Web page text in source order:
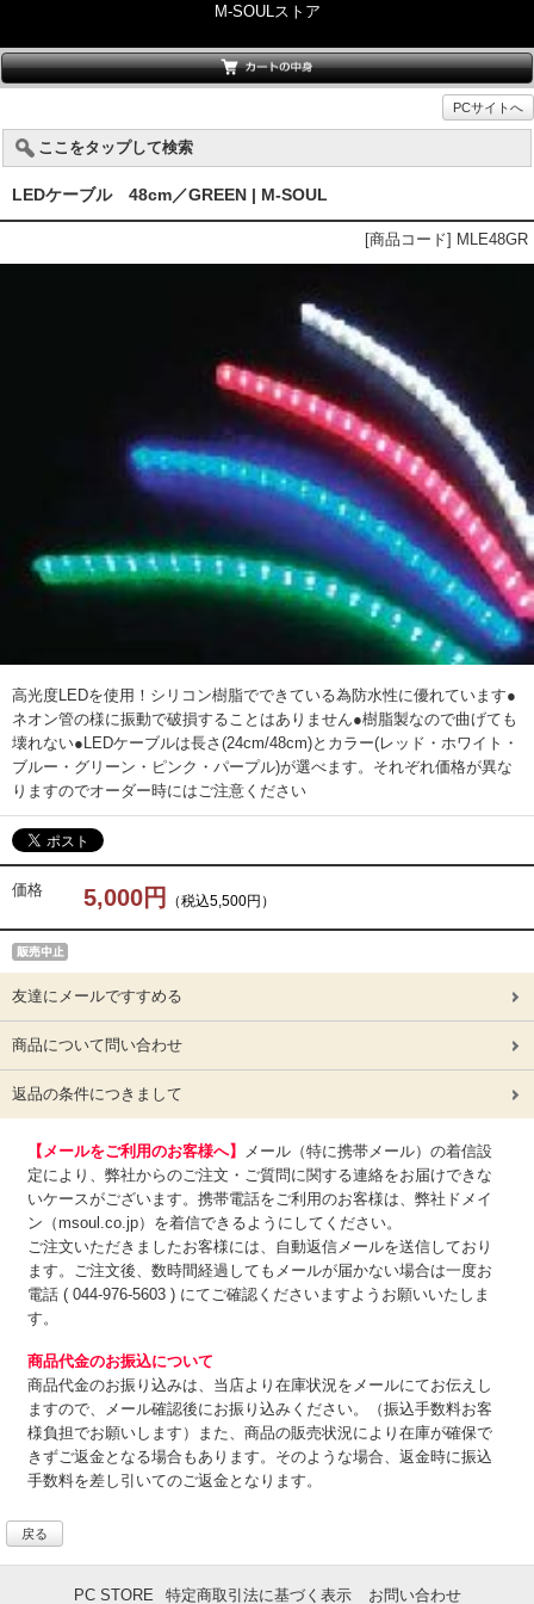
M-SOULストア
PCサイトへ
ここをタップして検索
LEDケーブル 48cm／GREEN | M-SOUL
[商品コード] MLE48GR
高光度LEDを使用！シリコン樹脂でできている為防水性に優れています●
ネオン管の様に振動で破損することはありません●樹脂製なので曲げても
壊れない●LEDケーブルは長さ(24cm/48cm)とカラー(レッド・ホワイト・
ブルー・グリーン・ピンク・パープル)が選べます。それぞれ価格が異な
りますのでオーダー時にはご注意ください
価格 5,000円 （税込5,500円）
友達にメールですすめる
商品について問い合わせ
返品の条件につきまして
【メールをご利用のお客様へ】
メール（特に携帯メール）の着信設
定により、弊社からのご注文・ご質問に関する連絡をお届けできな
いケースがございます。携帯電話をご利用のお客様は、弊社ドメイ
ン（msoul.co.jp）を着信できるようにしてください。
ご注文いただきましたお客様には、自動返信メールを送信しており
ます。ご注文後、数時間経過してもメールが届かない場合は一度お
電話 ( 044-976-5603 ) にてご確認くださいますようお願いいたしま
す。
商品代金のお振込について
商品代金のお振り込みは、 当店より在庫状況をメールにてお伝えし
ますので、メール確認後にお振り込みください。（振込手数料お客
様負担でお願いします）また、商品の販売状況により在庫が確保で
きずご返金となる場合もあります。そのような場合、返金時に振込
手数料を差し引いてのご返金となります。
戻る
PC STORE 特定商取引法に基づく表示 お問い合わせ